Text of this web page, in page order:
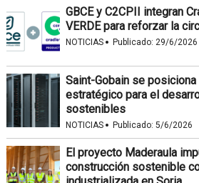
GBCE y C2CPII integran
VERDE para reforzar la
NOTICIAS · Publicado: 29/6/2026
Saint-Gobain se
estratégico para el
sostenibles
NOTICIAS · Publicado: 5/6/2026
El proyecto Maderaula
construcción sostenible